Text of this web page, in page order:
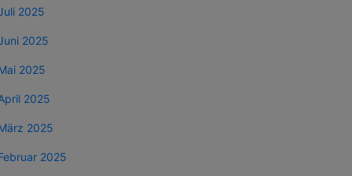
2025
2025
2025
2025
2025
2025